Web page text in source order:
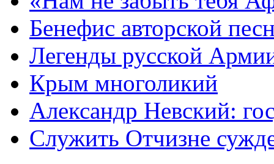
Бенефис авторской
Легенды русской
Крым многоликий
Александр Невский:
Служить Отчизне